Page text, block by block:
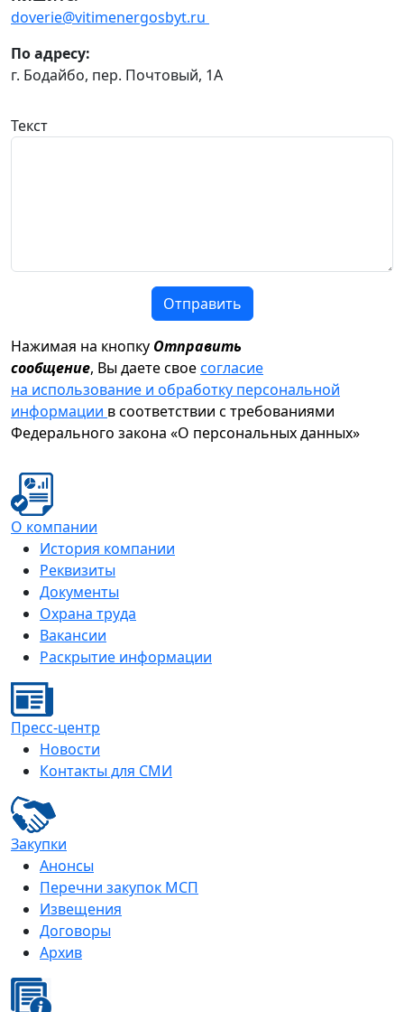
doverie@vitimenergosbyt.ru
По адресу:
г. Бодайбо, пер. Почтовый, 1А
Текст
Отправить
Нажимая на кнопку Отправить
сообщение, Вы даете своесогласие
на использование и обработку персональной
информации в соответствии с требованиями
Федерального закона «О персональных данных»
О компании
История компании
Реквизиты
Документы
Охрана труда
Вакансии
Раскрытие информации
Пресс-центр
Новости
Контакты для СМИ
Закупки
Анонсы
Перечни закупок МСП
Извещения
Договоры
Архив